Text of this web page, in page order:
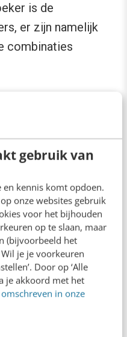
gebruik van
kennis komt opdoen.
onze websites gebruik
voor het bijhouden
op te slaan, maar
(bijvoorbeeld het
je je voorkeuren
Door op ‘Alle
je akkoord met het
omschreven in onze
is de
er zijn namelijk
combinaties
zijn testament had
enige erfgenaam
kreeg toestemming
ik denk dat het in
te noemen is.